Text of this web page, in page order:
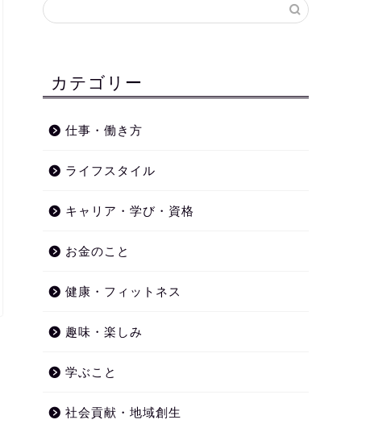
キャリア・学び・資格
カテゴリー
仕事・働き方
ライフスタイル
キャリア・学び・資格
お金のこと
健康・フィットネス
趣味・楽しみ
学ぶこと
社会貢献・地域創生